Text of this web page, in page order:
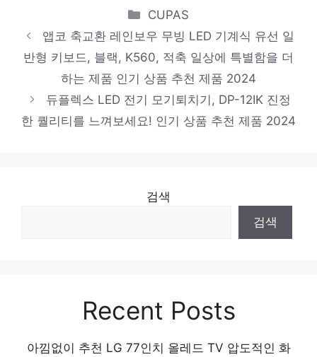
C563FW
일상에 빛을 더하는 최고의 아이템 인기 상품
추천 제품 2024
애플워치 호환 밀레니즈 스트랩 밴드, 실버
진정한 퀄리티를 느껴보세요! 인기 상품 추천
놓칠 수 없는 이번 특가! 인기 상품 추천 제품
Categories
CUPAS
앱코 축교환 레인보우 무빙 LED 기계식 유선 일
반형 키보드, 블랙, K560, 적축 일상에 특별함을 더
하는 제품 인기 상품 추천 제품 2024
듀플렉스 LED 전기 모기퇴치기, DP-12IK 진정
한 퀄리티를 느껴보세요! 인기 상품 추천 제품 2024
검색
검색
Recent Posts
아낌없이 추천 LG 77인치 올레드 TV 압도적인 화